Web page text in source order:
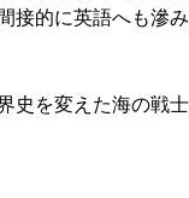
接的に英語へも滲
を変えた海の戦